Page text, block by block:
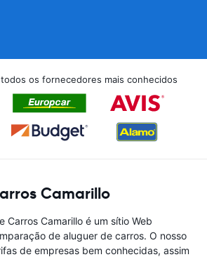
os fornecedores mais conhecidos
Camarillo
Carros Camarillo é um sítio Web
de aluguer de carros. O nosso
de empresas bem conhecidas, assim